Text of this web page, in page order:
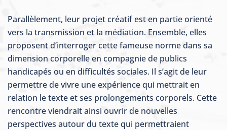
Parallèlement, leur projet créatif est en partie orienté
vers la transmission et la médiation. Ensemble, elles
proposent d’interroger cette fameuse norme dans sa
dimension corporelle en compagnie de publics
handicapés ou en difficultés sociales. Il s’agit de leur
permettre de vivre une expérience qui mettrait en
relation le texte et ses prolongements corporels. Cette
rencontre viendrait ainsi ouvrir de nouvelles
perspectives autour du texte qui permettraient